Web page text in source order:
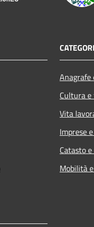
Cultura
Vita
Imprese
Catasto
Mobilità